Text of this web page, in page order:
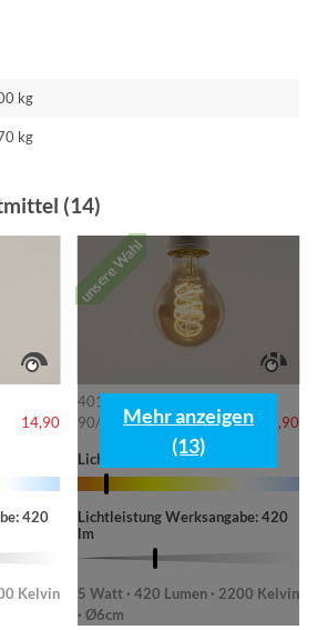
kg
kg
(14)
14,90
420
Kelvin
unsere Wahl
401 · 6cm-2200K
90/220/420lm ·Vorrätig 14,90
Lichtfarbe: 2200 K
Lichtleistung Werksangabe: 420
lm
5 Watt · 420 Lumen · 2200 Kelvin
· Ø6cm
Mehr anzeigen
(13)